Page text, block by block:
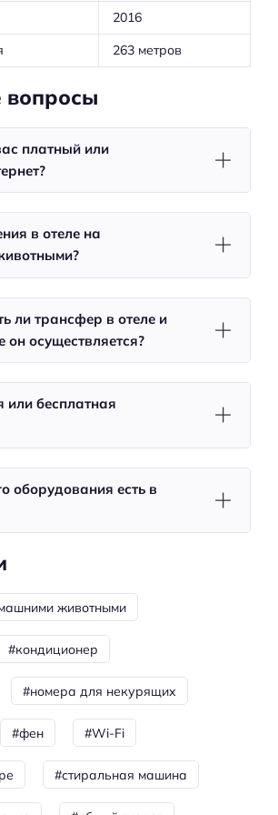
кухни: кофеварка
кухни: посуда
кухни: микроволновка
номере
комнаты: гель для душа
для водных видов
2016
263 метров
вопросы
платный или
в отеле на
ли трансфер в отеле и
он осуществляется?
или бесплатная
оборудования есть в
животными
#кондиционер
#номера для некурящих
#фен #Wi-Fi
#стиральная машина